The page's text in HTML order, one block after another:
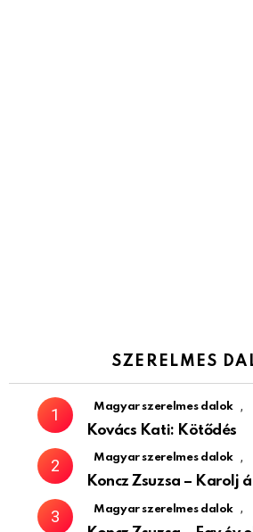
SZERELMES
Magyar szerelmes dalok ,
Kovács Kati: Kötődés
Magyar szerelmes dalok ,
Koncz Zsuzsa – Karolj
Magyar szerelmes dalok ,